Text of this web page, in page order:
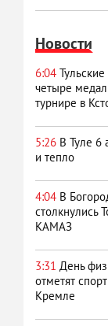
Новости
6:04
четыре
турнире в
5:26 В Туле 6
и тепло
4:04 В
столкнулись
КАМАЗ
3:31 День
отметят
Кремле